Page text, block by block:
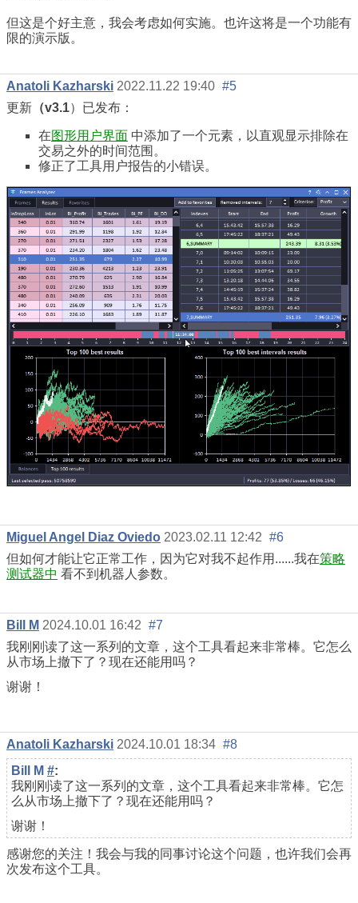
但这是个好主意，我会考虑如何实施。也许这将是一个功能有
限的演示版。
Anatoli Kazharski 2022.11.22 19:40 #5
更新 （v3.1）已发布：
在图形用户界面 中添加了一个元素，以直观显示排除在
交易之外的时间范围。
修正了工具用户报告的小错误。
Miguel Angel Diaz Oviedo 2023.02.11 12:42 #6
但如何才能让它正常工作，因为它对我不起作用......我在策略
测试器中 看不到机器人参数。
Bill M 2024.10.01 16:42 #7
我刚刚读了这一系列的文章，这个工具看起来非常棒。它怎么
从市场上撤下了？现在还能用吗？
谢谢！
Anatoli Kazharski 2024.10.01 18:34 #8
Bill M #:
我刚刚读了这一系列的文章，这个工具看起来非常棒。它怎
么从市场上撤下了？现在还能用吗？
谢谢！
感谢您的关注！我会与我的同事讨论这个问题，也许我们会再
次发布这个工具。